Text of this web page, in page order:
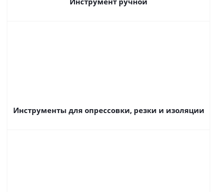
Инструменты для опрессовки, резки и изоляции